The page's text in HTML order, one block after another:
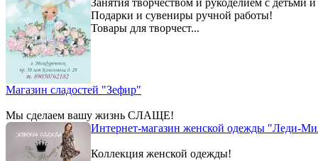
Занятия творчеством и рукоделием с детьми
Подарки и сувениры ручной работы!
Товары для творчест...
Магазин сладостей "Зефир"
Мы сделаем вашу жизнь СЛАЩЕ!
Интернет-магазин женской одежды "Леди-
Коллекция женской одежды!